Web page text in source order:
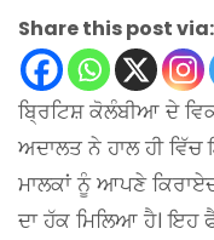
Share this post via:
ਬ੍ਰਿਟਿਸ਼ ਕੋਲੰਬੀਆ ਦੇ
ਅਦਾਲਤ ਨੇ ਹਾਲ ਹੀ
ਮਾਲਕਾਂ ਨੂੰ ਆਪਣੇ
ਦਾ ਹੱਕ ਮਿਲਿਆ ਹੈ। ਇਹ